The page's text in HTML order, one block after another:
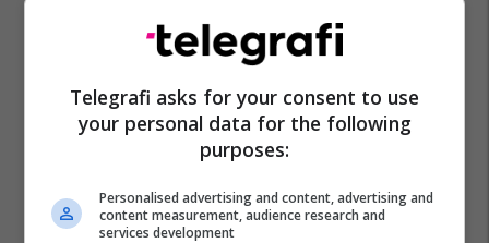
Telegrafi asks for your consent to use
your personal data for the following
purposes:
Personalised advertising and content, advertising and
content measurement, audience research and
services development